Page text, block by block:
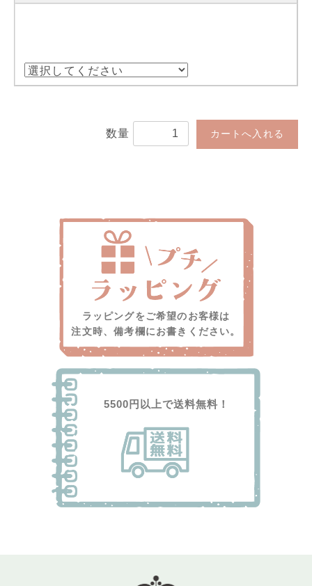
数量
ラッピングをご希望のお客様は
注文時、備考欄にお書きください。
5500円以上で送料無料！